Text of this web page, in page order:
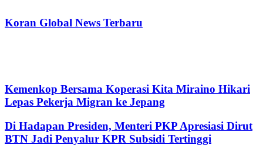
Koran Global News Terbaru
Kemenkop Bersama Koperasi Kita Miraino Hikari
Lepas Pekerja Migran ke Jepang
Di Hadapan Presiden, Menteri PKP Apresiasi Dirut
BTN Jadi Penyalur KPR Subsidi Tertinggi